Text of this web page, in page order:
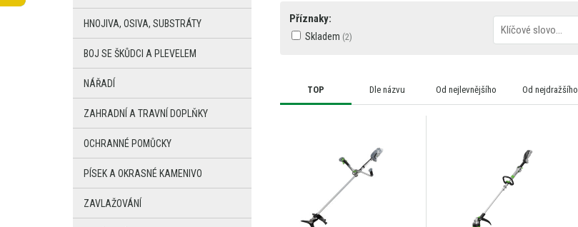
Příznaky:
Skladem
TOP Dle názvu Od nejlevnějšího Od nejdražšího
HNOJIVA, OSIVA, SUBSTRÁTY
BOJ SE ŠKŮDCI A PLEVELEM
NÁŘADÍ
ZAHRADNÍ A TRAVNÍ DOPLŇKY
OCHRANNÉ POMŮCKY
PÍSEK A OKRASNÉ KAMENIVO
ZAVLAŽOVÁNÍ